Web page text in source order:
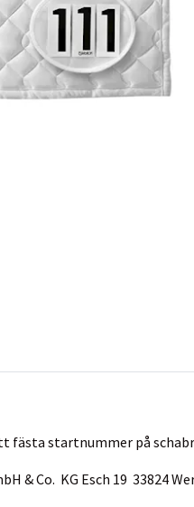
fästa startnummer på
& Co. KG Esch 19 33824